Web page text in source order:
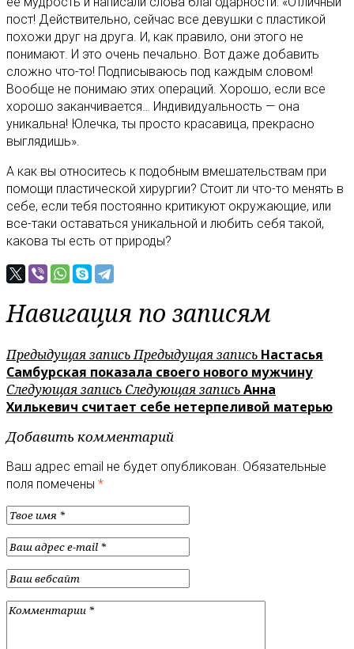
пост! Действительно, сейчас все девушки с пластикой
похожи друг на друга. И, как правило, они этого не
понимают. И это очень печально. Вот даже добавить
сложно что-то! Подписываюсь под каждым словом!
Вообще не понимаю этих операций. Хорошо, если все
хорошо заканчивается… Индивидуальность — она
уникальна! Юлечка, ты просто красавица, прекрасно
выглядишь».
А как вы относитесь к подобным вмешательствам при
помощи пластической хирургии? Стоит ли что-то менять в
себе, если тебя постоянно критикуют окружающие, или
все-таки оставаться уникальной и любить себя такой,
какова ты есть от природы?
Навигация по записям
Предыдущая записьПредыдущая запись Настасья
Самбурская показала своего нового мужчину
Следующая запись Следующая записьАнна
Хилькевич считает себе нетерпеливой матерью
Добавить комментарий
Ваш адрес email не будет опубликован. Обязательные
поля помечены *